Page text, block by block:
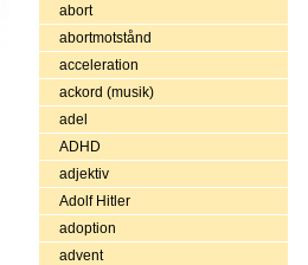
abort
abortmotstånd
acceleration
ackord (musik)
adel
ADHD
adjektiv
Adolf Hitler
adoption
advent